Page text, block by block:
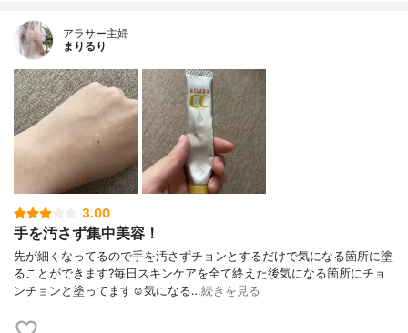
アラサー主婦
まりるり
3.00
手を汚さず集中美容！
先が細くなってるので手を汚さずチョンとするだけで気になる箇所に塗
ることができます?毎日スキンケアを全て終えた後気になる箇所にチョ
ンチョンと塗ってます☺️気になる…続きを見る